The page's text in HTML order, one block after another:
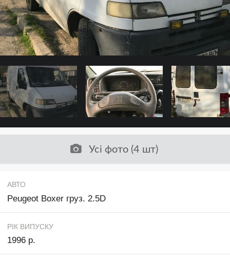
Усі фото (4 шт)
АВТО
Peugeot Boxer груз. 2.5D
РІК ВИПУСКУ
1996 р.